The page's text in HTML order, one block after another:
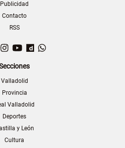
Publicidad
Contacto
RSS
TwitterInstagram
YouTubeDailymotion
Valladolid
Provincia
Valladolid
Deportes
y León
Cultura